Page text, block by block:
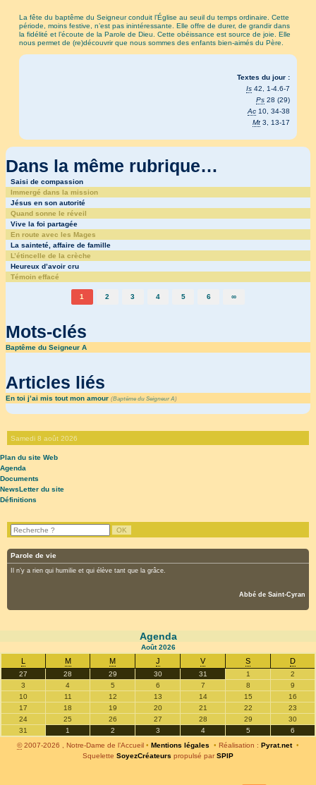
La fête du baptême du Seigneur conduit l’Église au seuil du temps ordinaire. Cette
période, moins festive, n’est pas inintéressante. Elle offre de durer, de grandir dans
la fidélité et l’écoute de la Parole de Dieu. Cette obéissance est source de joie. Elle
nous permet de (re)découvrir que nous sommes des enfants bien-aimés du Père.
Textes du jour :
Is 42, 1-4.6-7
Ps 28 (29)
Ac 10, 34-38
Mt 3, 13-17
Dans la même rubrique…
Saisi de compassion
Immergé dans la mission
Jésus en son autorité
Quand sonne le réveil
Vive la foi partagée
En route avec les Mages
La sainteté, affaire de famille
L’étincelle de la crèche
Heureux d’avoir cru
Témoin effacé
1 2 3 4 5 6 ∞
Mots-clés
Baptême du Seigneur A
Articles liés
En toi j’ai mis tout mon amour (Baptême du Seigneur A
Samedi 8 août 2026
Plan du site Web
Agenda
Documents
NewsLetter du site
Définitions
Parole de vie
Il n’y a rien qui humilie et qui élève tant que la grâce.
Abbé de Saint-Cyran
Agenda
Août2026
L M M J V S D
27 28 29 30 31 1
2
3
4 5 6 7 8
9
10
11 12 13 14 15
16
17
18 19 20 21 22
23
24
25 26 27 28 29
30
31
1 2 3 4 5
6
©2007-2026 , Notre-Dame de l’Accueil • Mentions légales • Réalisation : Pyrat.net •
Squelette SoyezCréateurs propulsé par SPIP